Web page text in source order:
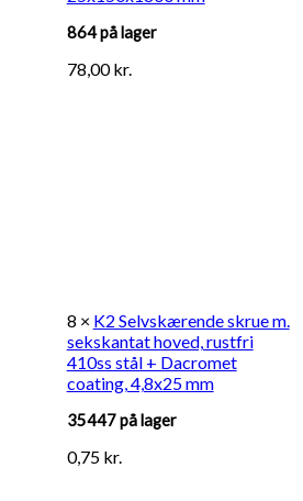
864 på lager
78,00kr.
8 × K2 Selvskærende skrue m.
sekskantat hoved, rustfri
410ss stål + Dacromet
coating, 4,8x25 mm
35447 på lager
0,75 kr.